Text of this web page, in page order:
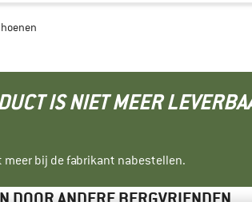
IS NIET MEER
meer bij de fabrikant nabestellen.